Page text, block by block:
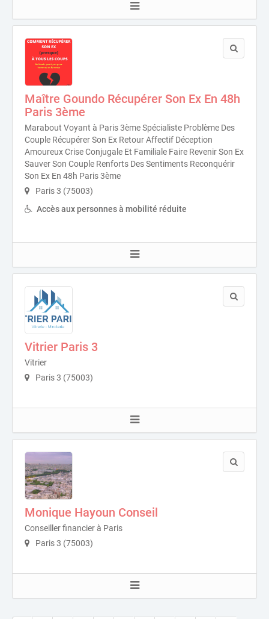
Maître Goundo Récupérer Son Ex En 48h
Paris 3ème
Marabout Voyant à Paris 3ème Spécialiste Problème Des
Couple Récupérer Son Ex Retour Affectif Déception
Amoureux Crise Conjugale Et Familiale Faire Revenir Son Ex
Sauver Son Couple Renforts Des Sentiments Reconquérir
Son Ex En 48h Paris 3ème
Paris 3 (75003)
Accès aux personnes à mobilité réduite
Vitrier Paris 3
Vitrier
Paris 3 (75003)
Monique Hayoun Conseil
Conseiller financier à Paris
Paris 3 (75003)